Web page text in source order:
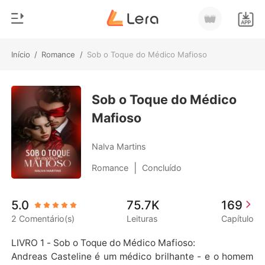
Início / Romance / Sob o Toque do Médico Mafioso
Loja
Histórico
Sair
Baixar App
Gênero
Moderno
Lobisomem
Contos
Bilionários
Sob o Toque do Médico
Mafioso
Nalva Martins
Romance Concluído
5.0
2 Comentário(s)
75.7K
Leituras
169
Capítulo
LIVRO 1 - Sob o Toque do Médico Mafioso:
Andreas Casteline é um médico brilhante - e o homem